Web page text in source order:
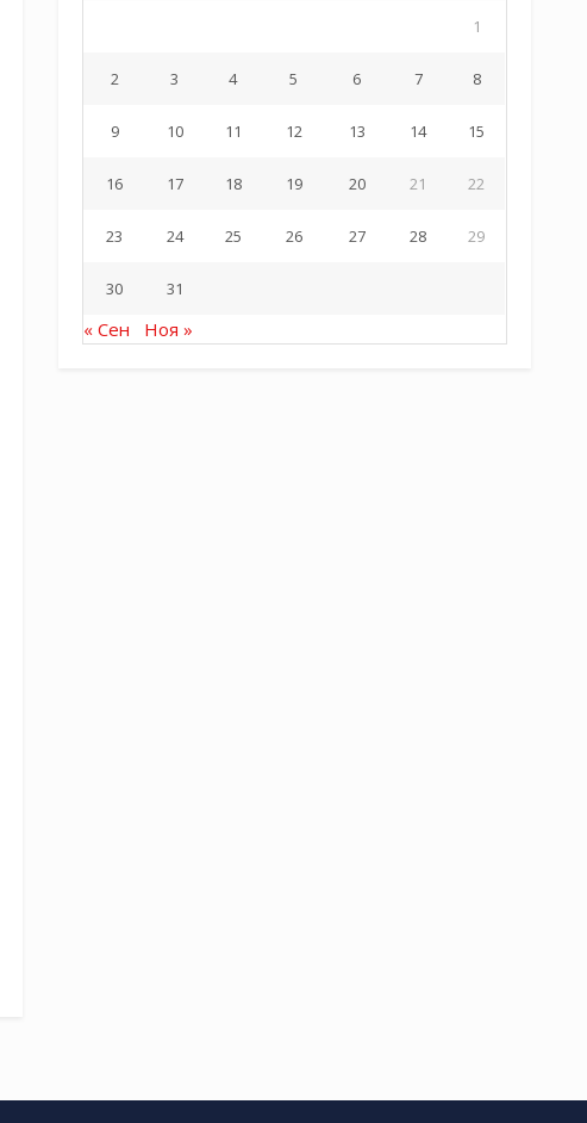
1
2 3 4 5 6 7 8
9 10 11 12 13 14 15
16 17 18 19 20 21 22
23 24 25 26 27 28 29
30 31
« Сен Ноя »